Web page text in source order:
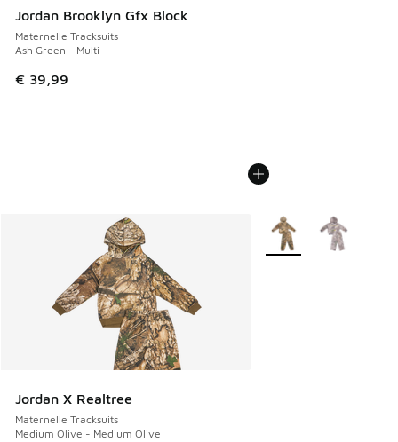
Jordan Brooklyn Gfx Block
Maternelle Tracksuits
Ash Green - Multi
€ 39,99
Jordan X Realtree
Maternelle Tracksuits
Medium Olive - Medium Olive
Plus de couleurs